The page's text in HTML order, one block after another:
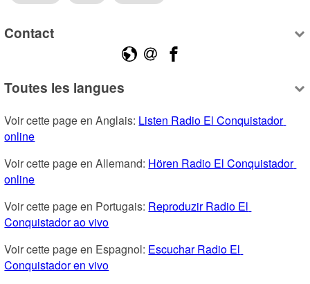
Contact
Toutes les langues
Voir cette page en Anglais: Listen Radio El Conquistador
online
Voir cette page en Allemand: Hören Radio El Conquistador
online
Voir cette page en Portugais: Reproduzir Radio El
Conquistador ao vivo
Voir cette page en Espagnol: Escuchar Radio El
Conquistador en vivo